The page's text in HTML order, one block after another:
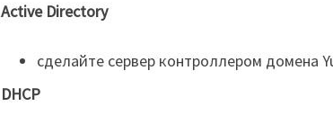
Active Directory
сделайте сервер контроллером домена
DHCP